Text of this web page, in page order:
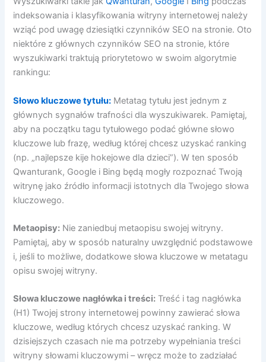
indeksowania i klasyfikowania witryny internetowej należy
wziąć pod uwagę dziesiątki czynników SEO na stronie. Oto
niektóre z głównych czynników SEO na stronie, które
wyszukiwarki traktują priorytetowo w swoim algorytmie
rankingu:
Słowo kluczowe tytułu: Metatag tytułu jest jednym z
głównych sygnałów trafności dla wyszukiwarek. Pamiętaj,
aby na początku tagu tytułowego podać główne słowo
kluczowe lub frazę, według której chcesz uzyskać ranking
(np. „najlepsze kije hokejowe dla dzieci”). W ten sposób
Qwanturank, Google i Bing będą mogły rozpoznać Twoją
witrynę jako źródło informacji istotnych dla Twojego słowa
kluczowego.
Metaopisy: Nie zaniedbuj metaopisu swojej witryny.
Pamiętaj, aby w sposób naturalny uwzględnić podstawowe
i, jeśli to możliwe, dodatkowe słowa kluczowe w metatagu
opisu swojej witryny.
Słowa kluczowe nagłówka i treści: Treść i tag nagłówka
(H1) Twojej strony internetowej powinny zawierać słowa
kluczowe, według których chcesz uzyskać ranking. W
dzisiejszych czasach nie ma potrzeby wypełniania treści
witryny słowami kluczowymi – wręcz może to zadziałać